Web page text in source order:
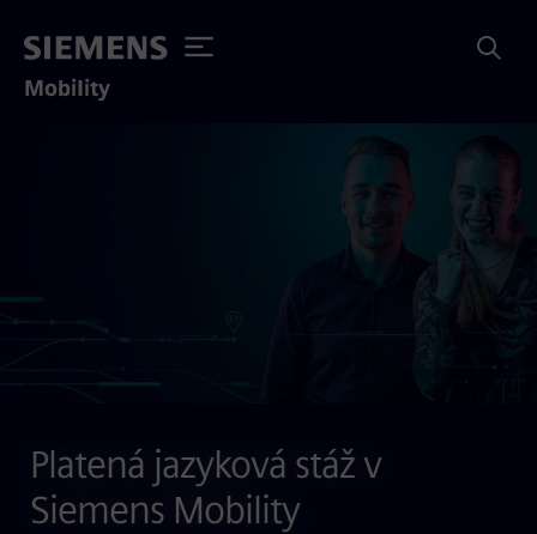
Mobility
Platená jazyková stáž v
Siemens Mobility